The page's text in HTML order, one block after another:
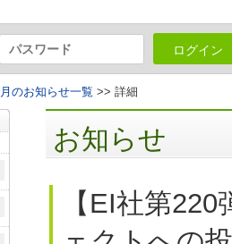
ログイン
のお知らせ一覧 >> 詳細
お知らせ
【EI社第